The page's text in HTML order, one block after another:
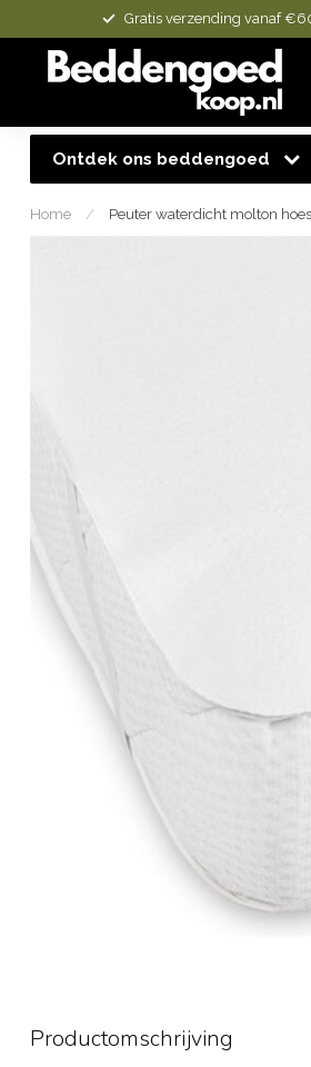
Gratis verzending vanaf
Ontdek ons beddengoed
Home / Peuter waterdicht molton
Productomschrijving